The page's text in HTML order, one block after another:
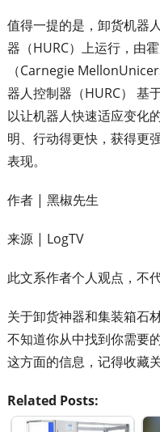
值得一提的是，卸货机器
器（HURC）上运行，由
（Carnegie
器人控制器（HURC） 基
以让机器人快速适应变化
明、行动得更快，获得更
表现。
作者 | 黑椒先生
来源 | LogTV
此文系作者个人观点，不
关于卸货神器和集装箱石
不知道你从中找到你需要
这方面的信息，记得收藏关
Related Posts: